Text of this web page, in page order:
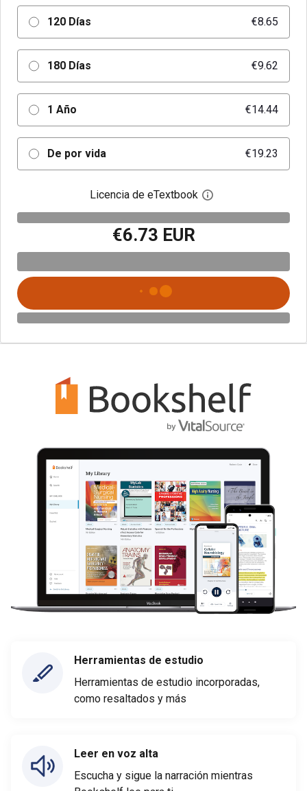
120 Días €8.65
180 Días €9.62
1 Año €14.44
De por vida €19.23
Licencia de eTextbook Abre el cuadro de
€6.73 EUR
Herramientas de estudio
Herramientas de estudio incorporadas,
como resaltados y más
Leer en voz alta
Escucha y sigue la narración mientras